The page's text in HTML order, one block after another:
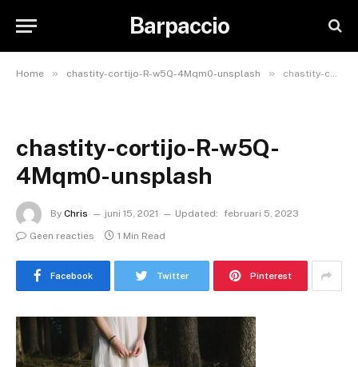
Barpaccio
Home » chastity-cortijo-R-w5Q-4Mqm0-unsplash » chastity-cortijo-R-w5Q-4Mqm0-unsplash
chastity-cortijo-R-w5Q-
4Mqm0-unsplash
By Chris juni 15, 2021 Updated: februari 5, 2023
Geen reacties
1 Min Read
Facebook Twitter Pinterest